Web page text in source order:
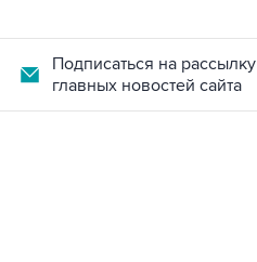
Подписаться на рассылку
главных новостей сайта